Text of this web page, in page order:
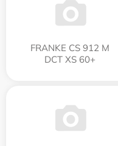
FRANKE CS 912 M
DCT XS 60+